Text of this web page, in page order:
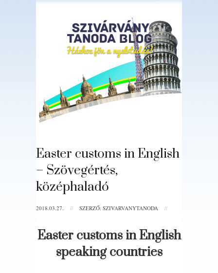
Easter customs in English
– Szövegértés,
középhaladó
2018.03.27. // SZERZŐ: SZIVARVANYTANODA //
Easter customs in English
speaking countries